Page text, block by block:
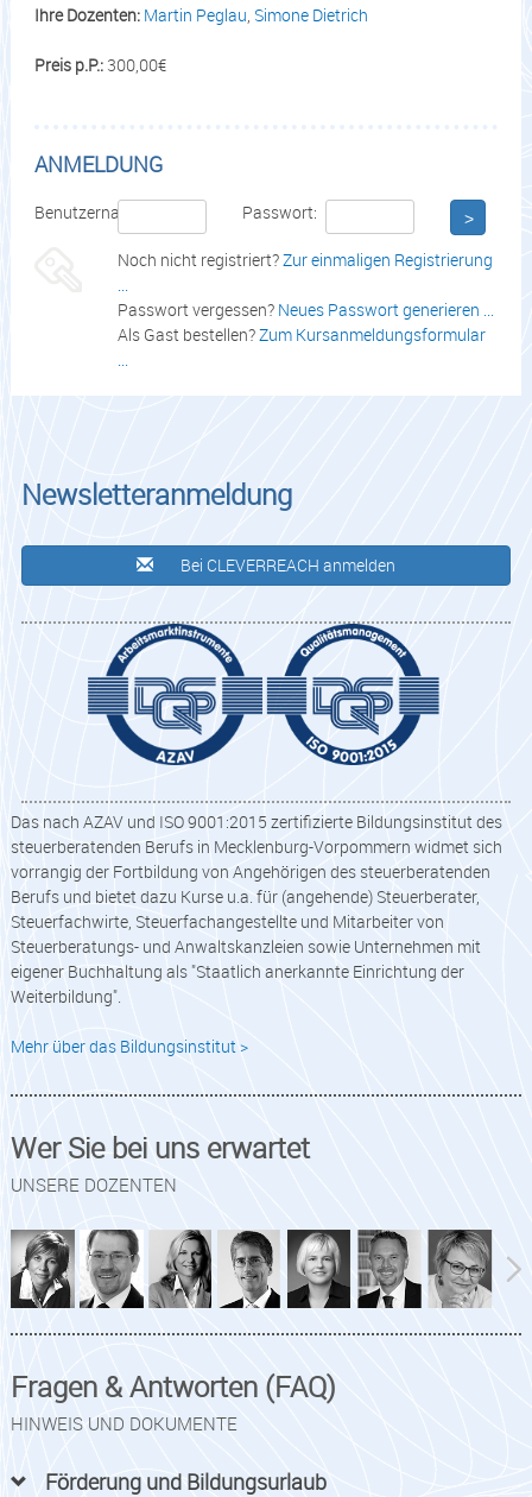
Ihre Dozenten: Martin Peglau Simone Dietrich
Preis p.P.:300,00€
ANMELDUNG
Benutzername: Passwort: >
Noch nicht registriert?Zur einmaligen Registrierung
Passwort vergessen? Neues Passwort generieren ...
Als Gast bestellen?Zum Kursanmeldungsformular
Newsletteranmeldung
Bei CLEVERREACH anmelden
Das nach AZAV und ISO 9001:2015 zertifizierte Bildungsinstitut des
steuerberatenden Berufs in Mecklenburg-Vorpommern widmet sich
vorrangig der Fortbildung von Angehörigen des steuerberatenden
Berufs und bietet dazu Kurse u.a. für (angehende) Steuerberater,
Steuerfachwirte, Steuerfachangestellte und Mitarbeiter von
Steuerberatungs- und Anwaltskanzleien sowie Unternehmen mit
eigener Buchhaltung als "Staatlich anerkannte Einrichtung der
Weiterbildung".
Mehr über das Bildungsinstitut >
Wer Sie bei uns erwartet
UNSERE DOZENTEN
Fragen & Antworten (FAQ)
HINWEIS UND DOKUMENTE
Förderung und Bildungsurlaub